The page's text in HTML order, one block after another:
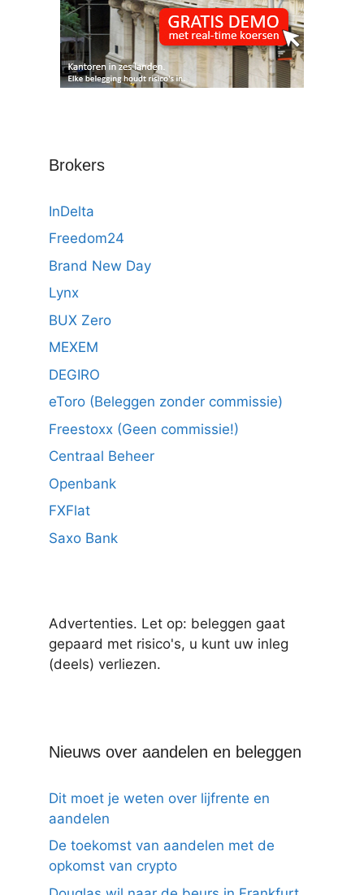
Brokers
InDelta
Freedom24
Brand New Day
Lynx
BUX Zero
MEXEM
DEGIRO
eToro (Beleggen zonder commissie)
Freestoxx (Geen commissie!)
Centraal Beheer
Openbank
FXFlat
Saxo Bank
Advertenties. Let op: beleggen gaat
gepaard met risico's, u kunt uw inleg
(deels) verliezen.
Nieuws over aandelen en beleggen
Dit moet je weten over lijfrente en
aandelen
De toekomst van aandelen met de
opkomst van crypto